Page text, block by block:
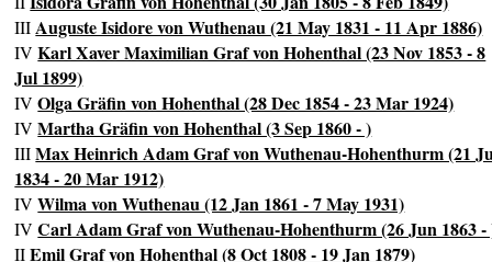
IIIAuguste Isidore von Wuthenau (21 May 1831 - 11 Apr 1886)
IVKarl Xaver Maximilian Graf von Hohenthal (23 Nov 1853 - 8
Jul 1899)
IVOlga Gräfin von Hohenthal (28 Dec 1854 - 23 Mar 1924)
IVMartha Gräfin von Hohenthal (3 Sep 1860 - )
IIIMax Heinrich Adam Graf von Wuthenau-Hohenthurm (21
1834 - 20 Mar 1912)
IVWilma von Wuthenau (12 Jan 1861 - 7 May 1931)
IVCarl Adam Graf von Wuthenau-Hohenthurm (26 Jun 1863 -
IIEmil Graf von Hohenthal (8 Oct 1808 - 19 Jan 1879)